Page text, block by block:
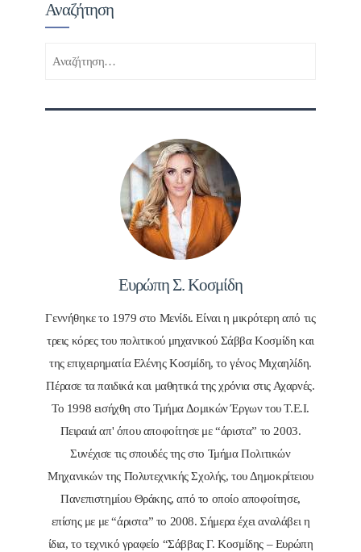
Αναζήτηση
Ευρώπη Σ. Κοσμίδη
Γεννήθηκε το 1979 στο Μενίδι. Είναι η μικρότερη από τις
τρεις κόρες του πολιτικού μηχανικού Σάββα Κοσμίδη και
της επιχειρηματία Ελένης Κοσμίδη, το γένος Μιχαηλίδη.
Πέρασε τα παιδικά και μαθητικά της χρόνια στις Αχαρνές.
Το 1998 εισήχθη στο Τμήμα Δομικών Έργων του Τ.Ε.Ι.
Πειραιά απ' όπου αποφοίτησε με “άριστα” το 2003.
Συνέχισε τις σπουδές της στο Τμήμα Πολιτικών
Μηχανικών της Πολυτεχνικής Σχολής, του Δημοκρίτειου
Πανεπιστημίου Θράκης, από το οποίο αποφοίτησε,
επίσης με με “άριστα” το 2008. Σήμερα έχει αναλάβει η
ίδια, το τεχνικό γραφείο “Σάββας Γ. Κοσμίδης – Ευρώπη